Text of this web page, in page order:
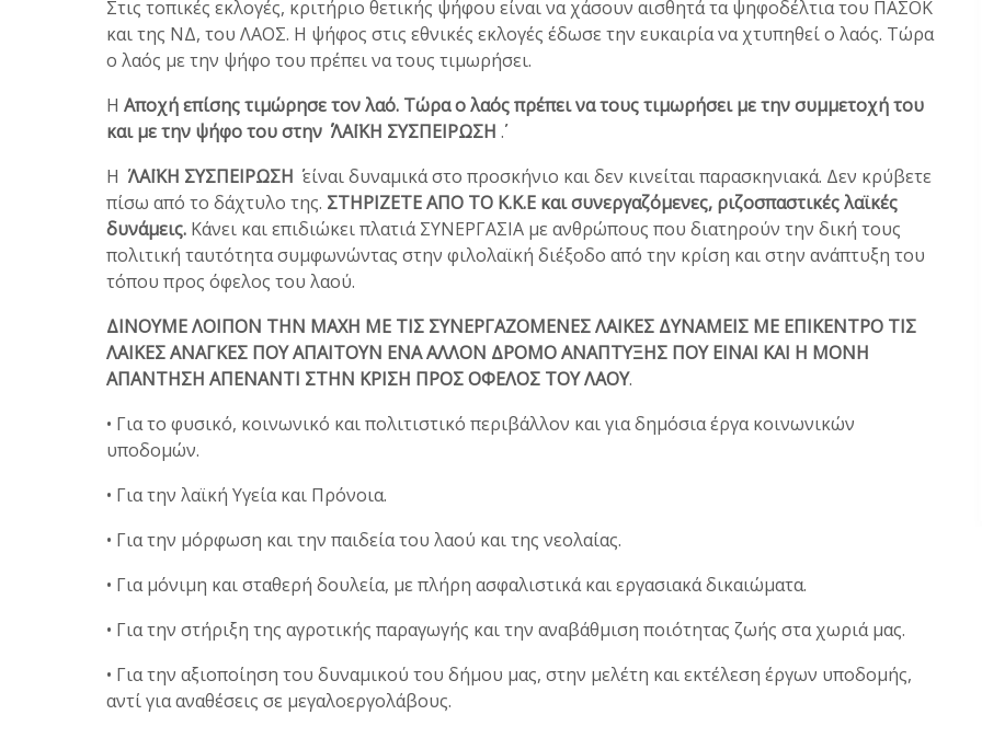
Στις τοπικές εκλογές, κριτήριο θετικής ψήφου είναι να χάσουν αισθητά τα ψηφοδέλτια του ΠΑΣΟΚ
και της ΝΔ, του ΛΑΟΣ. Η ψήφος στις εθνικές εκλογές έδωσε την ευκαιρία να χτυπηθεί ο λαός. Τώρα
ο λαός με την ψήφο του πρέπει να τους τιμωρήσει.
Η Αποχή επίσης τιμώρησε τον λαό. Τώρα ο λαός πρέπει να τους τιμωρήσει με την συμμετοχή του
και με την ψήφο του στην ΄΄ ΛΑΪΚΗ ΣΥΣΠΕΙΡΩΣΗ ΄΄.
Η ΄΄ ΛΑΪΚΗ ΣΥΣΠΕΙΡΩΣΗ ΄΄ είναι δυναμικά στο προσκήνιο και δεν κινείται παρασκηνιακά. Δεν κρύβετε
πίσω από το δάχτυλο της. ΣΤΗΡΙΖΕΤΕ ΑΠΟ ΤΟ Κ.Κ.Ε και συνεργαζόμενες, ριζοσπαστικές λαϊκές
δυνάμεις. Κάνει και επιδιώκει πλατιά ΣΥΝΕΡΓΑΣΙΑ με ανθρώπους που διατηρούν την δική τους
πολιτική ταυτότητα συμφωνώντας στην φιλολαϊκή διέξοδο από την κρίση και στην ανάπτυξη του
τόπου προς όφελος του λαού.
ΔΙΝΟΥΜΕ ΛΟΙΠΟΝ ΤΗΝ ΜΑΧΗ ΜΕ ΤΙΣ ΣΥΝΕΡΓΑΖΟΜΕΝΕΣ ΛΑΙΚΕΣ ΔΥΝΑΜΕΙΣ ΜΕ ΕΠΙΚΕΝΤΡΟ ΤΙΣ
ΛΑΙΚΕΣ ΑΝΑΓΚΕΣ ΠΟΥ ΑΠΑΙΤΟΥΝ ΕΝΑ ΑΛΛΟΝ ΔΡΟΜΟ ΑΝΑΠΤΥΞΗΣ ΠΟΥ ΕΙΝΑΙ ΚΑΙ Η ΜΟΝΗ
ΑΠΑΝΤΗΣΗ ΑΠΕΝΑΝΤΙ ΣΤΗΝ ΚΡΙΣΗ ΠΡΟΣ ΟΦΕΛΟΣ ΤΟΥ ΛΑΟΥ.
• Για το φυσικό, κοινωνικό και πολιτιστικό περιβάλλον και για δημόσια έργα κοινωνικών
υποδομών.
• Για την λαϊκή Υγεία και Πρόνοια.
• Για την μόρφωση και την παιδεία του λαού και της νεολαίας.
• Για μόνιμη και σταθερή δουλεία, με πλήρη ασφαλιστικά και εργασιακά δικαιώματα.
• Για την στήριξη της αγροτικής παραγωγής και την αναβάθμιση ποιότητας ζωής στα χωριά μας.
• Για την αξιοποίηση του δυναμικού του δήμου μας, στην μελέτη και εκτέλεση έργων υποδομής,
αντί για αναθέσεις σε μεγαλοεργολάβους.